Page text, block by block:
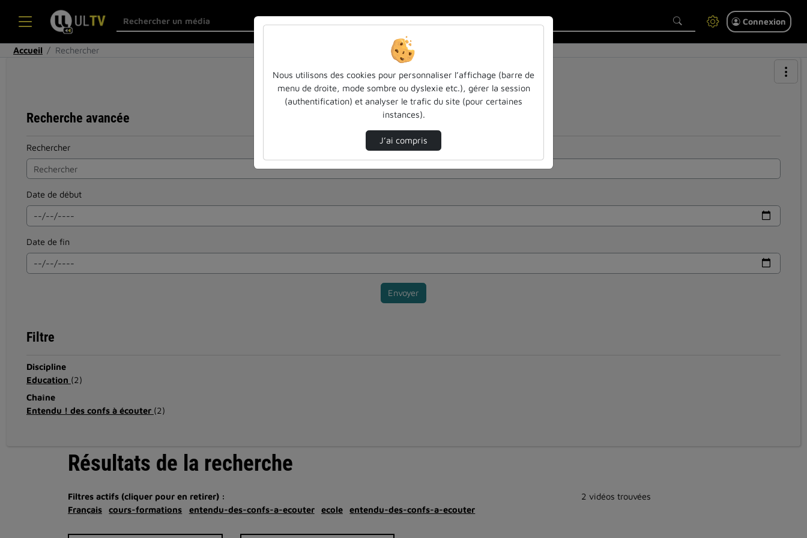
Connexion
Accueil Rechercher
Recherche avancée
Rechercher
Date de début
Date de fin
Envoyer
Filtre
Discipline
Education (2)
Chaîne
Entendu ! des confs à écouter (2)
Résultats de la recherche
Filtres actifs (cliquer pour en retirer) :
Français
cours-formations entendu-des-confs-a-ecouter ecole entendu-des-confs-a-ecouter
2 vidéos trouvées
Nous utilisons des cookies pour personnaliser l’affichage (barre de
menu de droite, mode sombre ou dyslexie etc.), gérer la session
(authentification) et analyser le trafic du site (pour certaines
instances).
J’ai compris